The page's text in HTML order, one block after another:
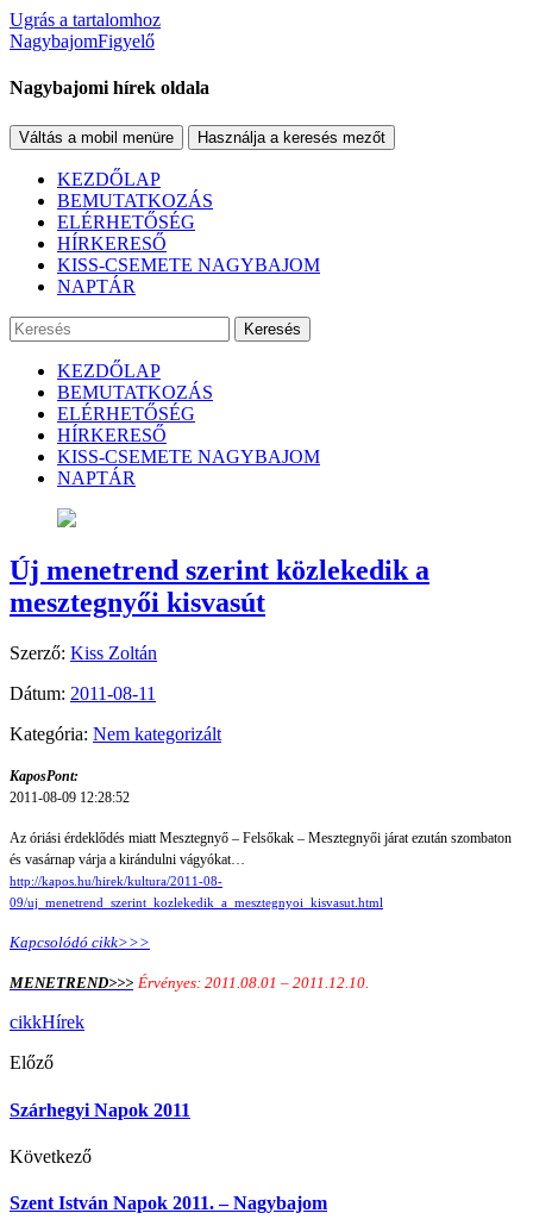
Ugrás a tartalomhoz
NagybajomFigyelő
Nagybajomi hírek oldala
Váltás a mobil menüre Használja a keresés mezőt
KEZDŐLAP
BEMUTATKOZÁS
ELÉRHETŐSÉG
HÍRKERESŐ
KISS-CSEMETE NAGYBAJOM
NAPTÁR
Keresés
KEZDŐLAP
BEMUTATKOZÁS
ELÉRHETŐSÉG
HÍRKERESŐ
KISS-CSEMETE NAGYBAJOM
NAPTÁR
Új menetrend szerint közlekedik a
mesztegnyői kisvasút
Szerző: Kiss Zoltán
Dátum: 2011-08-11
Kategória: Nem kategorizált
KaposPont:
2011-08-09 12:28:52
Az óriási érdeklődés miatt Mesztegnyő – Felsőkak – Mesztegnyői járat ezután szombaton
és vasárnap várja a kirándulni vágyókat…
http://kapos.hu/hirek/kultura/2011-08-
09/uj_menetrend_szerint_kozlekedik_a_mesztegnyoi_kisvasut.html
Kapcsolódó cikk>>>
MENETREND>>> Érvényes: 2011.08.01 – 2011.12.10.
cikkHírek
Előző
Szárhegyi Napok 2011
Következő
Szent István Napok 2011. – Nagybajom